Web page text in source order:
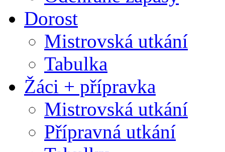
Dorost
Mistrovská utkání
Tabulka
Žáci + přípravka
Mistrovská utkání
Přípravná utkání